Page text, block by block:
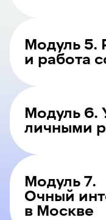
Модуль 5.
и работа
Модуль 6.
личными
Модуль 7.
Очный
в Москве